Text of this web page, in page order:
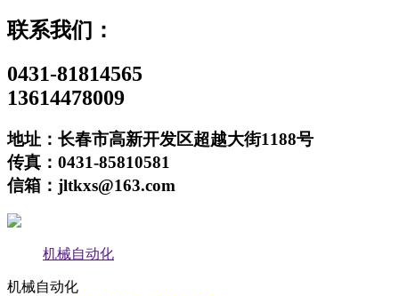
联系我们：
0431-81814565
13614478009
地址：长春市高新开发区超越大街1188号
传真：0431-85810581
信箱：jltkxs@163.com
机械自动化
机械自动化